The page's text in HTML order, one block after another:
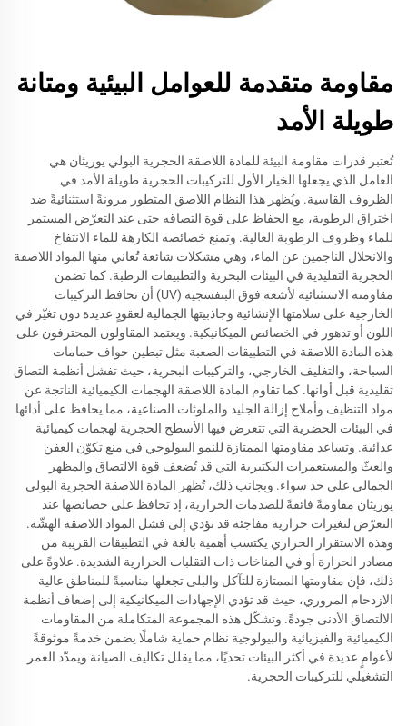
مقاومة متقدمة للعوامل البيئية ومتانة
طويلة الأمد
تُعتبر قدرات مقاومة البيئة للمادة اللاصقة الحجرية البولي يوريثان هي
العامل الذي يجعلها الخيار الأول للتركيبات الحجرية طويلة الأمد في
الظروف القاسية. ويُظهر هذا النظام اللاصق المتطور مرونةً استثنائيةً ضد
اختراق الرطوبة، مع الحفاظ على قوة التصاقه حتى عند التعرّض المستمر
للماء وظروف الرطوبة العالية. وتمنع خصائصه الكارهة للماء الانتفاخ
والانحلال الناجمين عن الماء، وهي مشكلات شائعة تُعاني منها المواد اللاصقة
الحجرية التقليدية في البيئات البحرية والتطبيقات الرطبة. كما تضمن
مقاومته الاستثنائية لأشعة فوق البنفسجية (UV) أن تحافظ التركيبات
الخارجية على سلامتها الإنشائية وجاذبيتها الجمالية لعقودٍ عديدة دون تغيّر في
اللون أو تدهور في الخصائص الميكانيكية. ويعتمد المقاولون المحترفون على
هذه المادة اللاصقة في التطبيقات الصعبة مثل تبطين حواف حمامات
السباحة، والتغليف الخارجي، والتركيبات البحرية، حيث تفشل أنظمة التصاق
تقليدية قبل أوانها. كما تقاوم المادة اللاصقة الهجمات الكيميائية الناتجة عن
مواد التنظيف وأملاح إزالة الجليد والملوثات الصناعية، مما يحافظ على أدائها
في البيئات الحضرية التي تتعرض فيها الأسطح الحجرية لهجمات كيميائية
عدائية. وتساعد مقاومتها الممتازة للنمو البيولوجي في منع تكوّن العفن
والعثّ والمستعمرات البكتيرية التي قد تُضعف قوة الالتصاق والمظهر
الجمالي على حد سواء. وبجانب ذلك، تُظهر المادة اللاصقة الحجرية البولي
يوريثان مقاومةً فائقةً للصدمات الحرارية، إذ تحافظ على خصائصها عند
التعرّض لتغيرات حرارية مفاجئة قد تؤدي إلى فشل المواد اللاصقة الهشّة.
وهذه الاستقرار الحراري يكتسب أهمية بالغة في التطبيقات القريبة من
مصادر الحرارة أو في المناخات ذات التقلبات الحرارية الشديدة. علاوةً على
ذلك، فإن مقاومتها الممتازة للتآكل والبلى تجعلها مناسبةً للمناطق عالية
الازدحام المروري، حيث قد تؤدي الإجهادات الميكانيكية إلى إضعاف أنظمة
الالتصاق الأدنى جودةً. وتشكّل هذه المجموعة المتكاملة من المقاومات
الكيميائية والفيزيائية والبيولوجية نظام حماية شاملًا يضمن خدمةً موثوقةً
لأعوامٍ عديدة في أكثر البيئات تحديًا، مما يقلل تكاليف الصيانة ويمدّد العمر
التشغيلي للتركيبات الحجرية.